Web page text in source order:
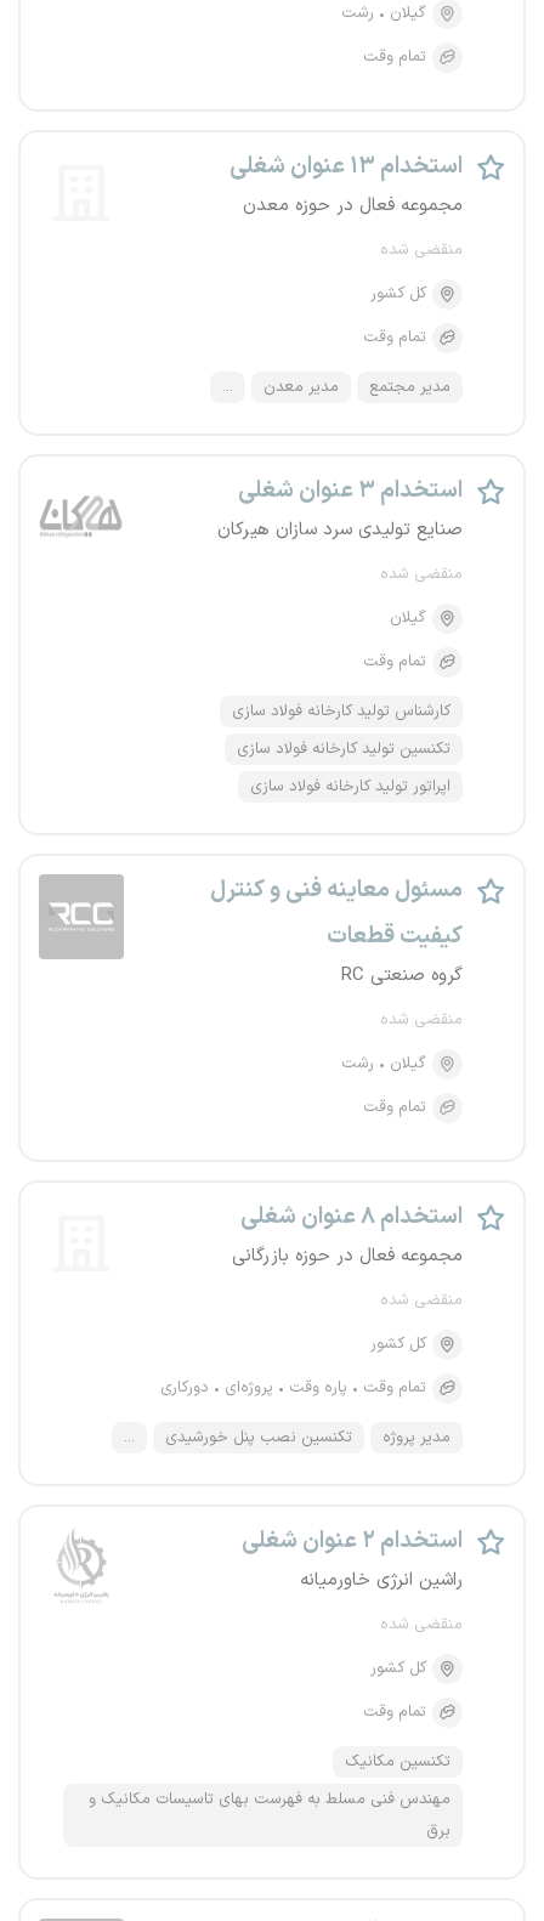
گیلان
رشت
تمام وقت
استخدام ۱۳ عنوان شغلی
مجموعه فعال در حوزه معدن
منقضی شده
کل کشور
تمام وقت
مدیر مجتمع مدیر معدن ...
استخدام ۳ عنوان شغلی
صنایع تولیدی سرد سازان هیرکان
منقضی شده
گیلان
تمام وقت
کارشناس تولید کارخانه فولاد سازی
تکنسین تولید کارخانه فولاد سازی
اپراتور تولید کارخانه فولاد سازی
مسئول معاینه فنی و کنترل
کیفیت قطعات
گروه صنعتی RC
منقضی شده
گیلان
رشت
تمام وقت
استخدام ۸ عنوان شغلی
مجموعه فعال در حوزه بازرگانی
منقضی شده
کل کشور
تمام وقت
پاره وقت پروژه‌ای دورکاری
مدیر پروژه تکنسین نصب پنل خورشیدی ...
استخدام ۲ عنوان شغلی
راشین انرژی خاورمیانه
منقضی شده
کل کشور
تمام وقت
تکنسین مکانیک
مهندس فنی مسلط به فهرست بهای تاسیسات مکانیک و
برق